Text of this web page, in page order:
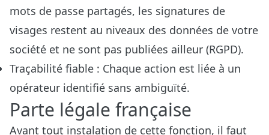
mots de passe partagés, les signatures de
visages restent au niveaux des données de votre
société et ne sont pas publiées ailleur (RGPD).
Traçabilité fiable : Chaque action est liée à un
opérateur identifié sans ambiguïté.
Parte légale française
Avant tout instalation de cette fonction, il faut